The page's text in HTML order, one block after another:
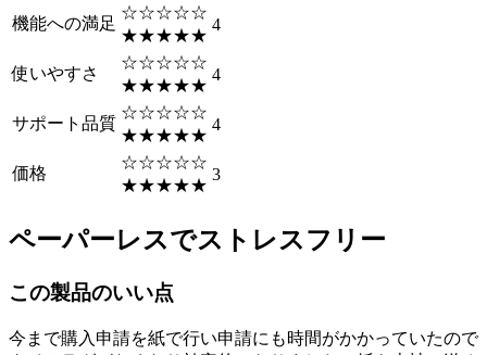
機能への満足
☆☆☆☆☆
★★★★★
4
使いやすさ
☆☆☆☆☆
★★★★★
4
サポート品質
☆☆☆☆☆
★★★★★
4
価格
☆☆☆☆☆
★★★★★
3
ペーパーレスでストレスフリー
この製品のいい点
今まで購入申請を紙で行い申請にも時間がかかっていたので